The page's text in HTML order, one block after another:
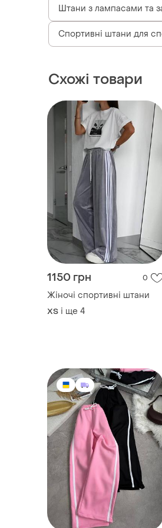
Штани з лампасами та
Спортивні штани для
Схожі товари
1150 грн 0
Жіночі спортивні штани
ХS і ще 4